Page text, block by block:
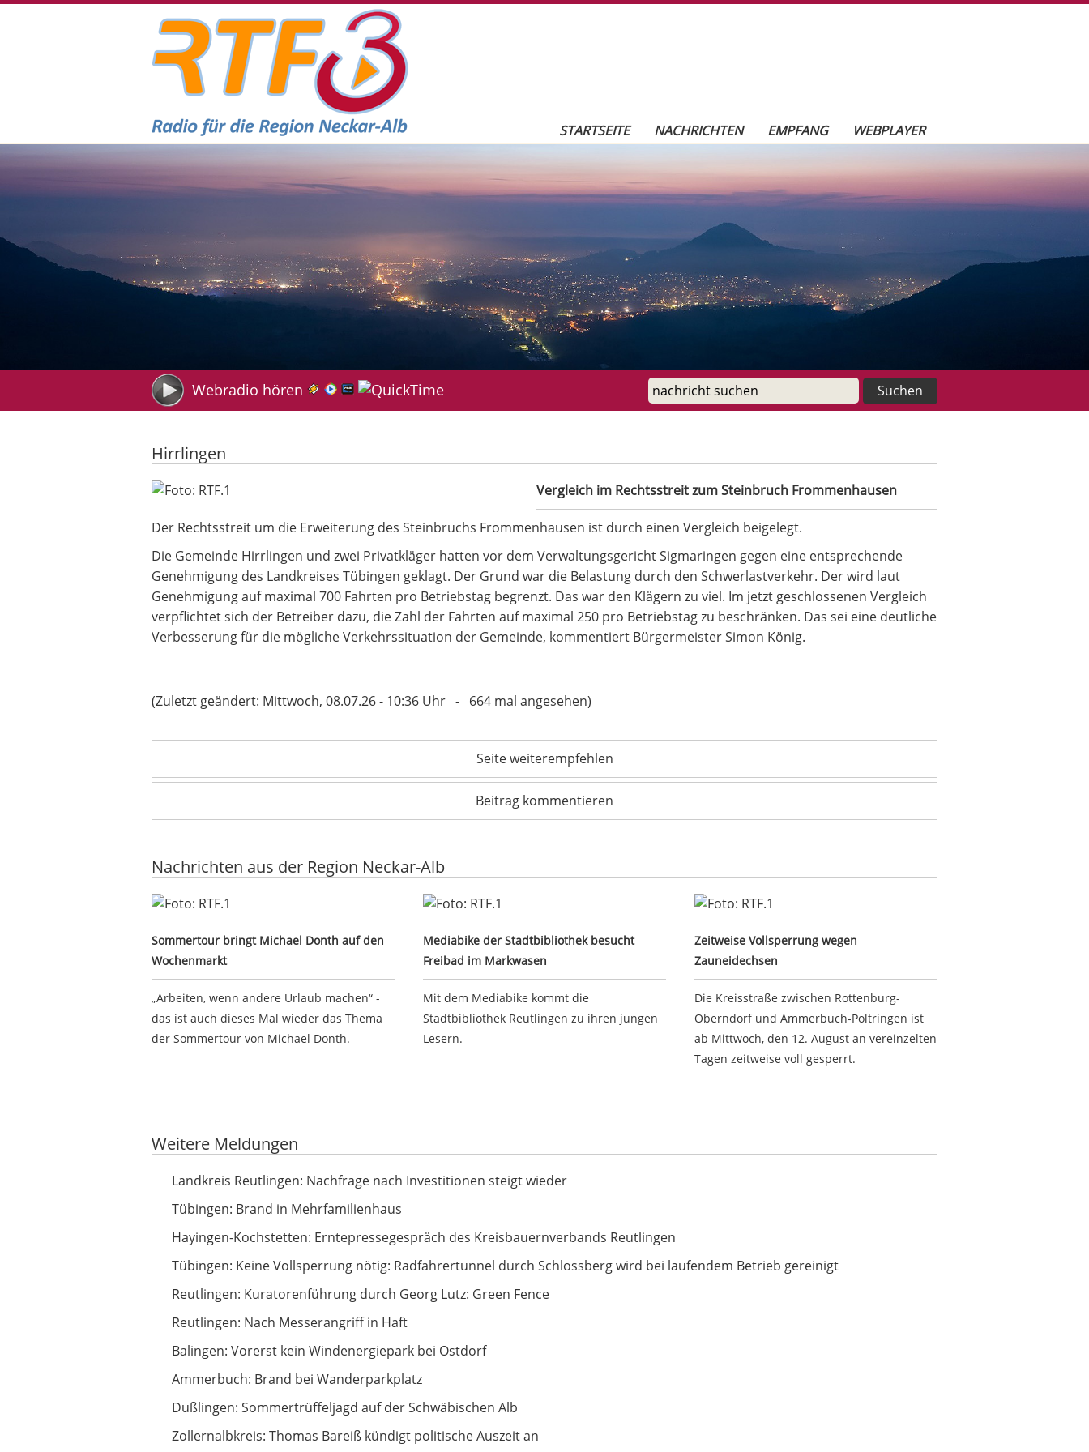
RTF.1 - Radio für die Region Neckar-Alb
Seitennavigation
STARTSEITE NACHRICHTEN EMPFANG
WEBPLAYER
Headerbilder
Webradio hören
Hirrlingen
Vergleich im Rechtsstreit zum Steinbruch Frommenhausen Vergleich im Rechtsstreit zum Steinbruch Frommenhausen
Der Rechtsstreit um die Erweiterung des Steinbruchs Frommenhausen ist durch einen Vergleich beigelegt.
Die Gemeinde Hirrlingen und zwei Privatkläger hatten vor dem Verwaltungsgericht Sigmaringen gegen eine entsprechende
Genehmigung des Landkreises Tübingen geklagt. Der Grund war die Belastung durch den Schwerlastverkehr. Der wird laut
Genehmigung auf maximal 700 Fahrten pro Betriebstag begrenzt. Das war den Klägern zu viel. Im jetzt geschlossenen Vergleich
verpflichtet sich der Betreiber dazu, die Zahl der Fahrten auf maximal 250 pro Betriebstag zu beschränken. Das sei eine deutliche
Verbesserung für die mögliche Verkehrssituation der Gemeinde, kommentiert Bürgermeister Simon König.
(Zuletzt geändert: Mittwoch, 08.07.26 - 10:36 Uhr - 664 mal angesehen)
Seite weiterempfehlen
Beitrag kommentieren
Nachrichten aus der Region Neckar-Alb
Sommertour bringt Michael Donth auf den Wochenmarkt
Sommertour bringt Michael Donth auf den
Wochenmarkt
„Arbeiten, wenn andere Urlaub machen“ -
das ist auch dieses Mal wieder das Thema
der Sommertour von Michael Donth.
Mediabike der Stadtbibliothek besucht Freibad im Markwasen
Mediabike der Stadtbibliothek besucht
Freibad im Markwasen
Mit dem Mediabike kommt die
Stadtbibliothek Reutlingen zu ihren jungen
Lesern.
Zeitweise Vollsperrung wegen Zauneidechsen
Zeitweise Vollsperrung wegen
Zauneidechsen
Die Kreisstraße zwischen Rottenburg-
Oberndorf und Ammerbuch-Poltringen ist
ab Mittwoch, den 12. August an vereinzelten
Tagen zeitweise voll gesperrt.
Weitere Meldungen
Nachfrage nach Investitionen steigt wieder
Landkreis Reutlingen: Nachfrage nach Investitionen steigt wieder
Brand in Mehrfamilienhaus
Tübingen: Brand in Mehrfamilienhaus
Erntepressegespräch des Kreisbauernverbands Reutlingen
Hayingen-Kochstetten: Erntepressegespräch des Kreisbauernverbands Reutlingen
Keine Vollsperrung nötig: Radfahrertunnel durch Schlossberg wird bei laufendem Betrieb gereinigt
Tübingen: Keine Vollsperrung nötig: Radfahrertunnel durch Schlossberg wird bei laufendem Betrieb gereinigt
Kuratorenführung durch Georg Lutz: Green Fence
Reutlingen: Kuratorenführung durch Georg Lutz: Green Fence
Nach Messerangriff in Haft
Reutlingen: Nach Messerangriff in Haft
Vorerst kein Windenergiepark bei Ostdorf
Balingen: Vorerst kein Windenergiepark bei Ostdorf
Brand bei Wanderparkplatz
Ammerbuch: Brand bei Wanderparkplatz
Sommertrüffeljagd auf der Schwäbischen Alb
Dußlingen: Sommertrüffeljagd auf der Schwäbischen Alb
Thomas Bareiß kündigt politische Auszeit an
Zollernalbkreis: Thomas Bareiß kündigt politische Auszeit an